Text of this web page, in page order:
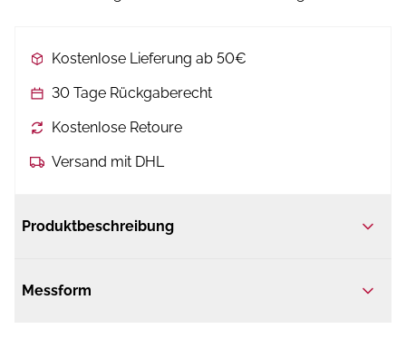
Kostenlose Lieferung ab 50€
30 Tage Rückgaberecht
Kostenlose Retoure
Versand mit DHL
Produktbeschreibung
Messform